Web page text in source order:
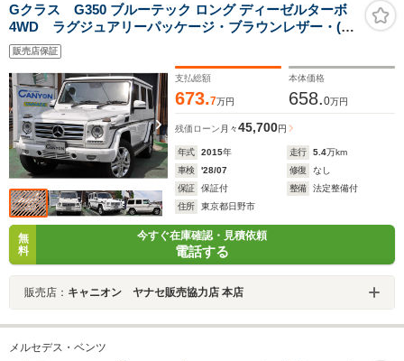
Gクラス G350 ブルーテック ロング ディーゼルターボ
4WD ラグジュアリーパッケージ・ブラウンレザー・(前
席・後席シートヒーター付)・スライディングルーフ・レ
ーダーセーフティーパッケージ・純正ナビ・バックカメ
ラ・1オーナー・禁煙車・記録簿
販売店保証
支払総額
673.7万円
本体価格
658.0万円
残価ローン 月々45,700円
年式 2015年 走行 5.4万km
車検
'28/07 修復
なし
保証
保証付 整備
法定整備付
住所
東京都日野市
無
料
今すぐ在庫確認・見積依頼
電話する
販売店： キャニオン ヤナセ販売協力店 本店
メルセデス・ベンツ